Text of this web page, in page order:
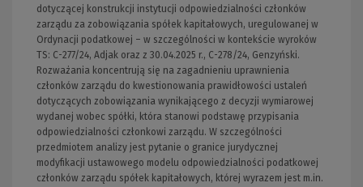
dotyczącej konstrukcji instytucji odpowiedzialności członków
zarządu za zobowiązania spółek kapitałowych, uregulowanej w
Ordynacji podatkowej – w szczególności w kontekście wyroków
TS: C-277/24, Adjak oraz z 30.04.2025 r., C-278/24, Genzyński.
Rozważania koncentrują się na zagadnieniu uprawnienia
członków zarządu do kwestionowania prawidłowości ustaleń
dotyczących zobowiązania wynikającego z decyzji wymiarowej
wydanej wobec spółki, która stanowi podstawę przypisania
odpowiedzialności członkowi zarządu. W szczególności
przedmiotem analizy jest pytanie o granice jurydycznej
modyfikacji ustawowego modelu odpowiedzialności podatkowej
członków zarządu spółek kapitałowych, której wyrazem jest m.in.